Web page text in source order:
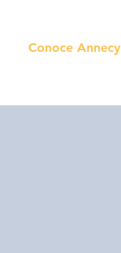
Conoce Annecy